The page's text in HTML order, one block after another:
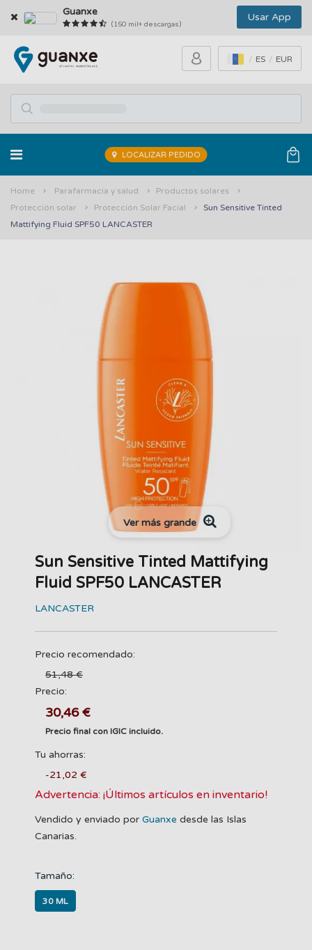
Guanxe
(150 mil+ descargas)
Usar App
ES EUR
LOCALIZAR PEDIDO
Home Parafarmacia y salud
Productos solares
Protección solar
Protección Solar Facial
Sun Sensitive Tinted
Mattifying Fluid SPF50 LANCASTER
Ver más grande
Sun Sensitive Tinted Mattifying
Fluid SPF50 LANCASTER
LANCASTER
Precio recomendado:
51,48 €
Precio:
30,46 €
Precio final con IGIC incluido.
Tu ahorras:
-21,02 €
Advertencia: ¡Últimos artículos en inventario!
Vendido y enviado por Guanxe desde las Islas
Canarias.
Tamaño:
30 ML